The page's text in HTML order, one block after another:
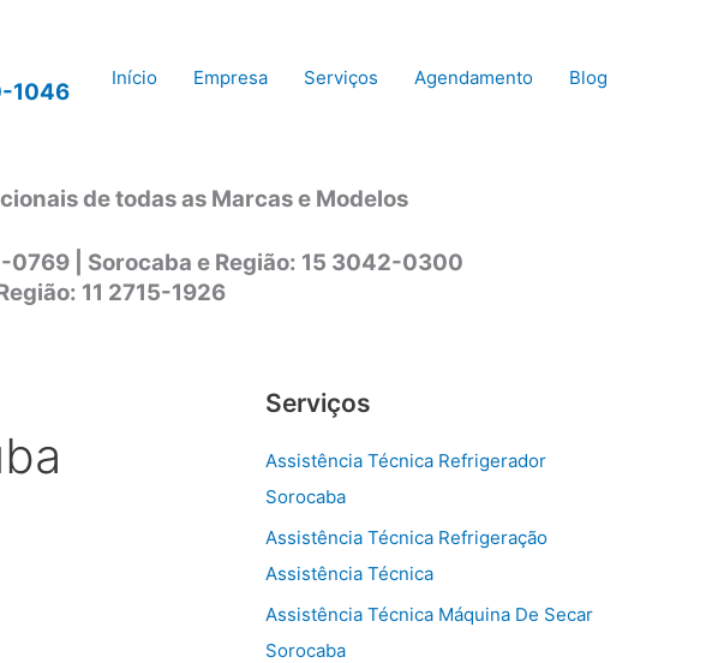
1046
Início Empresa Serviços Agendamento Blog
de todas as Marcas e Modelos
0769 | Sorocaba e Região: 15 3042-0300
11 2715-1926
Serviços
Assistência Técnica Refrigerador
Sorocaba
Assistência Técnica Refrigeração
Assistência Técnica
Assistência Técnica Máquina De Secar
Sorocaba